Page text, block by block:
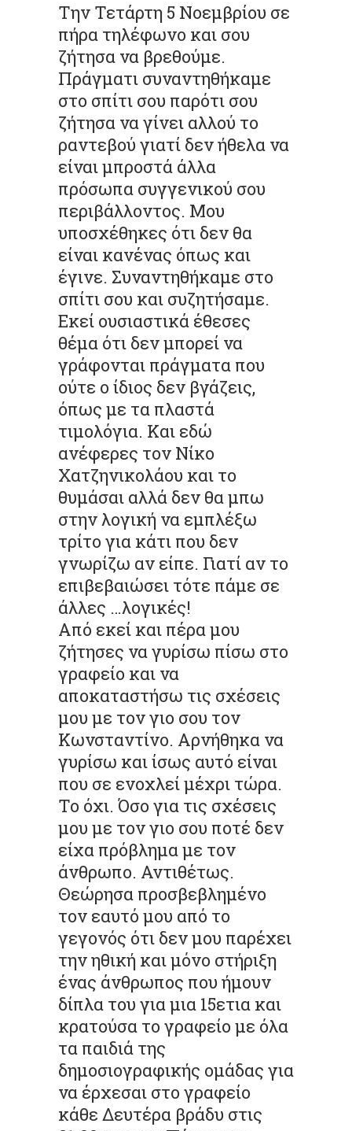
Την Τετάρτη 5 Νοεμβρίου σε
πήρα τηλέφωνο και σου
ζήτησα να βρεθούμε.
Πράγματι συναντηθήκαμε
στο σπίτι σου παρότι σου
ζήτησα να γίνει αλλού το
ραντεβού γιατί δεν ήθελα να
είναι μπροστά άλλα
πρόσωπα συγγενικού σου
περιβάλλοντος. Μου
υποσχέθηκες ότι δεν θα
είναι κανένας όπως και
έγινε. Συναντηθήκαμε στο
σπίτι σου και συζητήσαμε.
Εκεί ουσιαστικά έθεσες
θέμα ότι δεν μπορεί να
γράφονται πράγματα που
ούτε ο ίδιος δεν βγάζεις,
όπως με τα πλαστά
τιμολόγια. Και εδώ
ανέφερες τον Νίκο
Χατζηνικολάου και το
θυμάσαι αλλά δεν θα μπω
στην λογική να εμπλέξω
τρίτο για κάτι που δεν
γνωρίζω αν είπε. Γιατί αν το
επιβεβαιώσει τότε πάμε σε
άλλες …λογικές!
Από εκεί και πέρα μου
ζήτησες να γυρίσω πίσω στο
γραφείο και να
αποκαταστήσω τις σχέσεις
μου με τον γιο σου τον
Κωνσταντίνο. Αρνήθηκα να
γυρίσω και ίσως αυτό είναι
που σε ενοχλεί μέχρι τώρα.
Το όχι. Όσο για τις σχέσεις
μου με τον γιο σου ποτέ δεν
είχα πρόβλημα με τον
άνθρωπο. Αντιθέτως.
Θεώρησα προσβεβλημένο
τον εαυτό μου από το
γεγονός ότι δεν μου παρέχει
την ηθική και μόνο στήριξη
ένας άνθρωπος που ήμουν
δίπλα του για μια 15ετια και
κρατούσα το γραφείο με όλα
τα παιδιά της
δημοσιογραφικής ομάδας για
να έρχεσαι στο γραφείο
κάθε Δευτέρα βράδυ στις